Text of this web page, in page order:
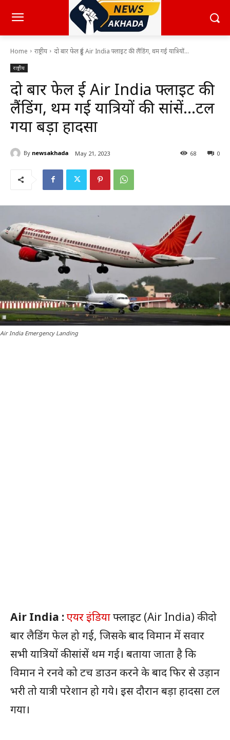
Home राष्ट्रीय दो बार फेल हुई Air India फ्लाइट की लैंडिंग, थम गई यात्रियों...
राष्ट्रीय
दो बार फेल हुई Air India फ्लाइट की
लैंडिंग, थम गई यात्रियों की सांसें…टल
गया बड़ा हादसा
By newsakhada May 21, 2023 0
68
Air India Emergency Landing
Air India :एयर इंडियाफ्लाइट (Air India) की दो
बार लैडिंग फेल हो गई, जिसके बाद विमान में सवार
सभी यात्रियों की सांसें थम गई। बताया जाता है कि
विमान ने रनवे को टच डाउन करने के बाद फिर से उड़ान
भरी तो यात्री परेशान हो गये। इस दौरान बड़ा हादसा टल
गया।